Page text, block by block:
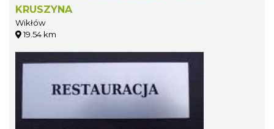
KRUSZYNA
Wikłów
19.54 km